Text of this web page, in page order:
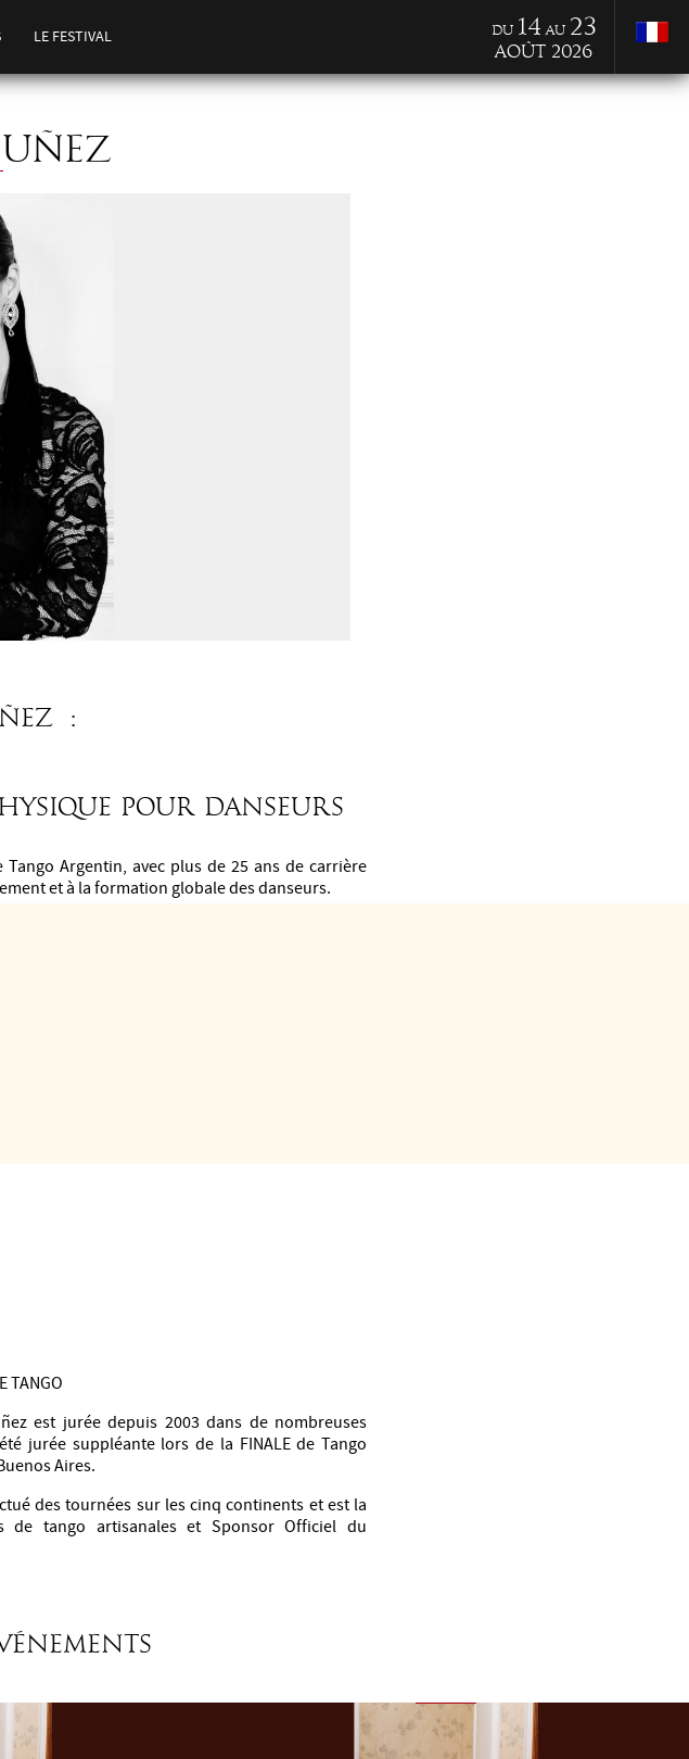
LE FESTIVAL du 14 au 23
Août 2026
:
POUR DANSEURS
Argentin, avec plus de 25 ans de carrière
et à la formation globale des danseurs.
TANGO
est jurée depuis 2003 dans de nombreuses
jurée suppléante lors de la FINALE de Tango
Aires.
des tournées sur les cinq continents et est la
de tango artisanales et Sponsor Officiel du